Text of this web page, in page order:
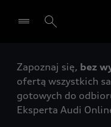
Wybierz
Zapoznaj się, bez
ofertą wszystkich
gotowych do
Eksperta Audi